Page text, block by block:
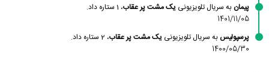
پیمان به سریال تلویزیونی یک مشت پر عقاب، 1 ستاره داد.
1401/11/05
پرسپولیس به سریال تلویزیونی یک مشت پر عقاب، 2 ستاره داد.
1400/05/30